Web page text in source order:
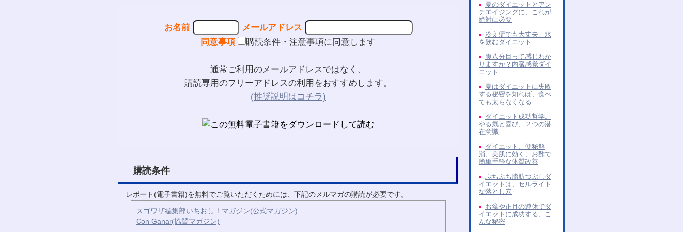
お名前
メールアドレス
同意事項
購読条件・注意事項に同意します
通常ご利用のメールアドレスではなく、
購読専用のフリーアドレスの利用をおすすめします。
(推奨説明はコチラ)
購読条件
レポート(電子書籍)を無料でご覧いただくためには、下記のメルマガの購読が必要です。
スゴワザ編集部いちおし！マガジン(公式マガジン)
Con Ganar(協賛マガジン)
夏のダイエットとアン
チエイジングに、これが
絶対に必要
冷え症でも大丈夫。水
を飲むダイエット
腹八分目って感じわか
りますか？内臓感覚ダイ
エット
夏はダイエットに失敗
する秘密を知れば、食べ
ても太らなくなる
ダイエット成功哲学。
やる気と喜び、２つの潜
在意識
ダイエット、便秘解
消、美肌に効く、お酢で
簡単手軽な体質改善
ぷちぷち脂肪つぶしダ
イエットは、セルライト
な落とし穴
お盆や正月の連休でダ
イエットに成功する、こ
んな秘密